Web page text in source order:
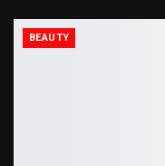
BEAUTY